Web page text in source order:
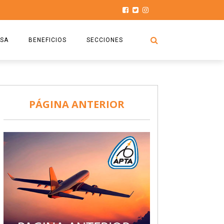
BENEFICIOS
COMISIÓN
SECCIONES
SEGURIDAD AÉREA
TURISMO Y RECREACIÓN
VIDEOS
PÁGINA ANTERIOR